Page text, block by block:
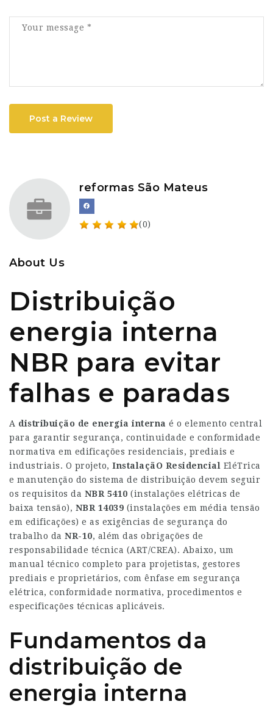
Post a Review
reformas São Mateus
(0)
About Us
Distribuição
energia interna
NBR para evitar
falhas e paradas
A distribuição de energia interna é o elemento central
para garantir segurança, continuidade e conformidade
normativa em edificações residenciais, prediais e
industriais. O projeto, InstalaçãO Residencial EléTrica
e manutenção do sistema de distribuição devem seguir
os requisitos da NBR 5410 (instalações elétricas de
baixa tensão), NBR 14039 (instalações em média tensão
em edificações) e as exigências de segurança do
trabalho da NR-10, além das obrigações de
responsabilidade técnica (ART/CREA). Abaixo, um
manual técnico completo para projetistas, gestores
prediais e proprietários, com ênfase em segurança
elétrica, conformidade normativa, procedimentos e
especificações técnicas aplicáveis.
Fundamentos da
distribuição de
energia interna